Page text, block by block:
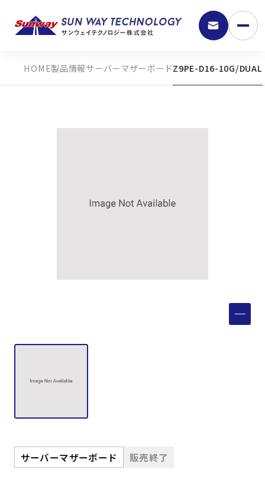
9:30 - 18:00
製品検索
会社案内
製品情報サーバーマザーボードZ9PE-D16-10G/DUAL
サーバーマザーボード 販売終了